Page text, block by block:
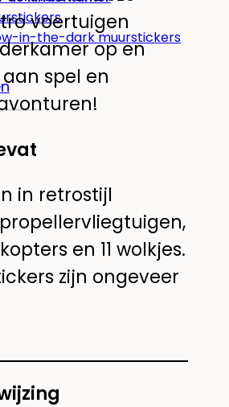
in-the-dark muurstickers
voertuigen
op en
spel en
in retrostijl
en 11 wolkjes.
zijn ongeveer